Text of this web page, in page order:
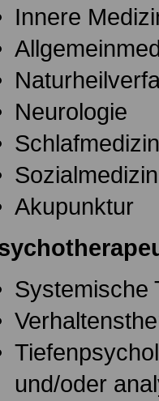
Innere
Neurologie
Schlafmedizin
Akupunktur
Systemische
und/oder